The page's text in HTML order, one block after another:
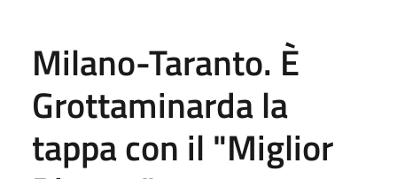
Milano-Taranto. È
Grottaminarda la
tappa con il "Miglior